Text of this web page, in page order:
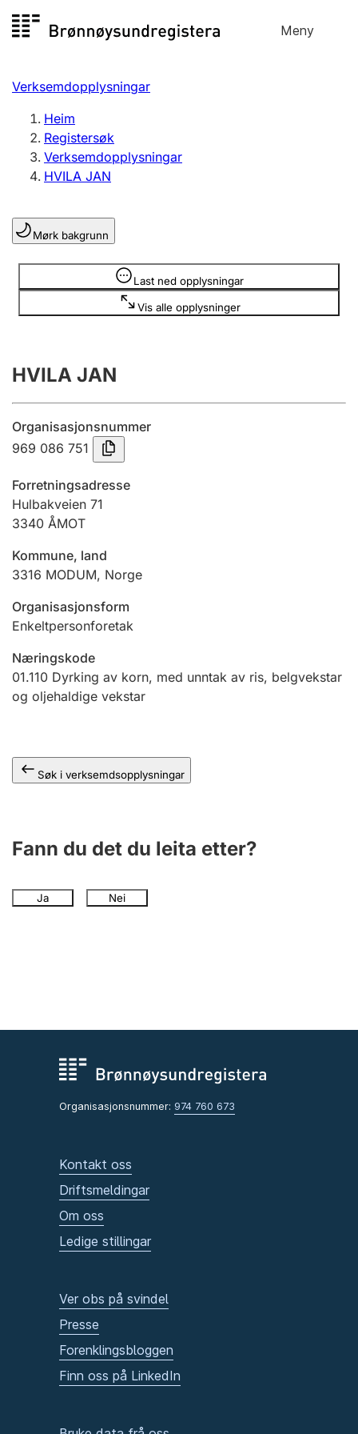
til
Meny
Registersøk
Aksjeselskap
Enkeltpersonføretak
Registrere, endre, slette
Lag og foreining
Registrere, endre, slette
Årsrekneskap
Innsending og forseinkingsgebyr
Tinglysing
Jeger
Ektepaktrettleiaren
Andre tema
Verksemdopplysningar
Heim
Registersøk
Verksemdopplysningar
HVILA JAN
Mørk bakgrunn
Last ned opplysningar
Vis alle opplysninger
Opplysninger er skjult
HVILA JAN
Organisasjonsnummer
969 086 751
Forretningsadresse
Hulbakveien 71
3340 ÅMOT
Kommune, land
3316 MODUM, Norge
Organisasjonsform
Enkeltpersonforetak
Næringskode
01.110 Dyrking av korn, med unntak av ris, belgvekstar
og oljehaldige vekstar
Søk i verksemdsopplysningar
Fann du det du leita etter?
Ja Nei
Organisasjonsnummer: 974 760 673
Kontakt oss
Driftsmeldingar
Om oss
Ledige stillingar
Ver obs på svindel
Presse
Forenklingsbloggen
Finn oss på LinkedIn